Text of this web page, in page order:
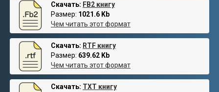
Скачать: FB2 книгу
Размер: 1021.6 Kb
Чем читать этот формат
Скачать: RTF книгу
Размер: 639.62 Kb
Чем читать этот формат
Скачать: TXT книгу